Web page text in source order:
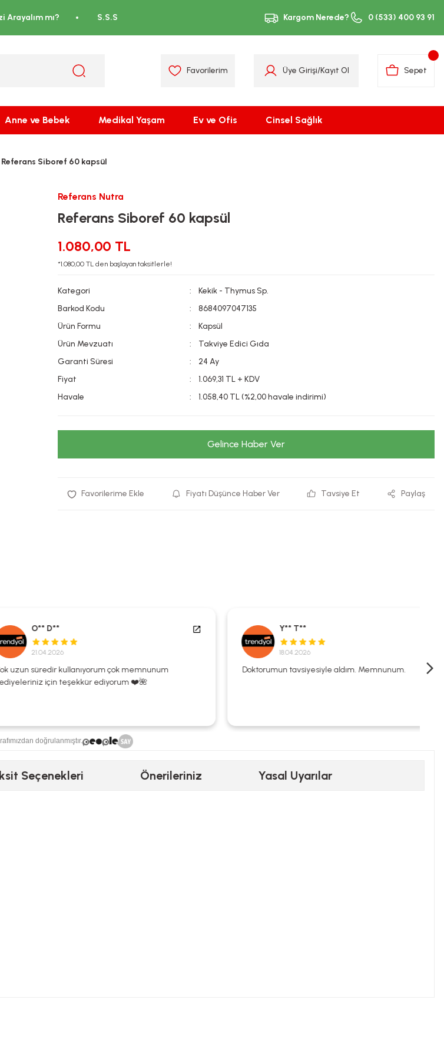
Arayalım mı? S.S.S Kargom Nerede? 0 (533) 400 93 91
Favorilerim Üye Girişi/Kayıt Ol Sepet
Anne ve Bebek Medikal Yaşam Ev ve Ofis Cinsel Sağlık
Referans Siboref 60 kapsül
Referans Nutra
Referans Siboref 60 kapsül
1.080,00 TL
*1.080,00 TL den başlayan taksitlerle!
Kategori
Kekik - Thymus Sp.
Barkod Kodu
8684097047135
Ürün Formu
Kapsül
Ürün Mevzuatı
Takviye Edici Gıda
Garanti Süresi
24 Ay
Fiyat
1.069,31 TL + KDV
Havale
1.058,40 TL (%2,00 havale indirimi)
Gelince Haber Ver
Fiyatı Düşünce Haber Ver Tavsiye Et Paylaş
kullanıyorum çok memnunum
teşekkür ediyorum ❤️🌺
Y** T**
18.04.2026
Doktorumun tavsiyesiyle aldım. Memnunum.
doğrulanmıştır.
Seçenekleri Önerileriniz Yasal Uyarılar